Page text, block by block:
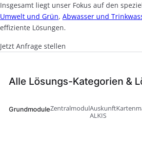
Insgesamt liegt unser Fokus auf den
Umwelt und Grün, Abwasser und
effiziente Lösungen.
Jetzt Anfrage stellen
Alle Lösungs-Kategorien &
GrundmoduleZentralmodulAuskunft
ALKIS